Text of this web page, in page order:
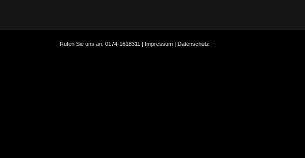
Rufen Sie uns an:0174-1618311 | Impressum |Datenschutz